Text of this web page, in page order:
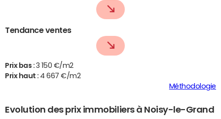
Tendance ventes
Prix bas : 3 150 €/m2
Prix haut : 4 667 €/m2
Méthodologie
Evolution des prix immobiliers à Noisy-le-Grand